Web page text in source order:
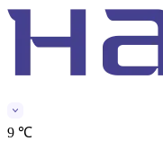
9 ℃